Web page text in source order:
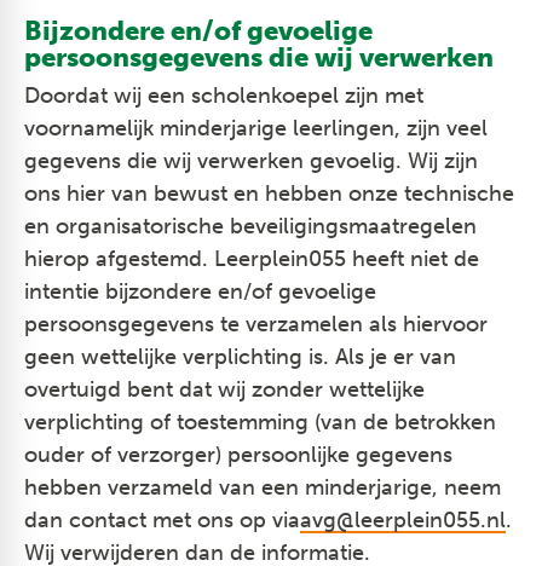
Bijzondere en/of gevoelige
persoonsgegevens die wij verwerken
Doordat wij een scholenkoepel zijn met
voornamelijk minderjarige leerlingen, zijn veel
gegevens die wij verwerken gevoelig. Wij zijn
ons hier van bewust en hebben onze technische
en organisatorische beveiligingsmaatregelen
hierop afgestemd. Leerplein055 heeft niet de
intentie bijzondere en/of gevoelige
persoonsgegevens te verzamelen als hiervoor
geen wettelijke verplichting is. Als je er van
overtuigd bent dat wij zonder wettelijke
verplichting of toestemming (van de betrokken
ouder of verzorger) persoonlijke gegevens
hebben verzameld van een minderjarige, neem
dan contact met ons op viaavg@leerplein055.nl.
Wij verwijderen dan de informatie.